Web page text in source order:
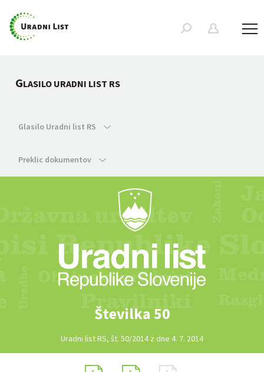
GLASILO URADNI LIST RS
Glasilo Uradni list RS
Preklic dokumentov
Številka 50
Uradni list RS, št. 50/2014 z dne 4. 7. 2014